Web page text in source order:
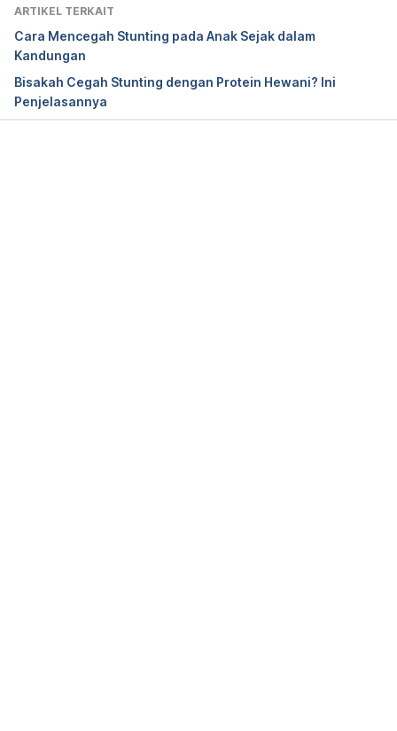
ARTIKEL TERKAIT
Cara Mencegah Stunting pada Anak Sejak dalam
Kandungan
Bisakah Cegah Stunting dengan Protein Hewani? Ini
Penjelasannya